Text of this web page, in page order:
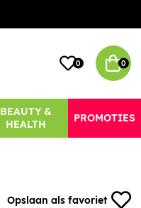
0 0
BEAUTY &
HEALTH
PROMOTIES
Opslaan als favoriet